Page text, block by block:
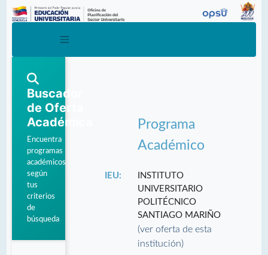
Buscador
de Oferta
Académica
Encuentra
programas
académicos
según
tus
criterios
de
búsqueda
Programa
Académico
IEU:
INSTITUTO
UNIVERSITARIO
POLITÉCNICO
SANTIAGO MARIÑO
(ver oferta de esta
institución)